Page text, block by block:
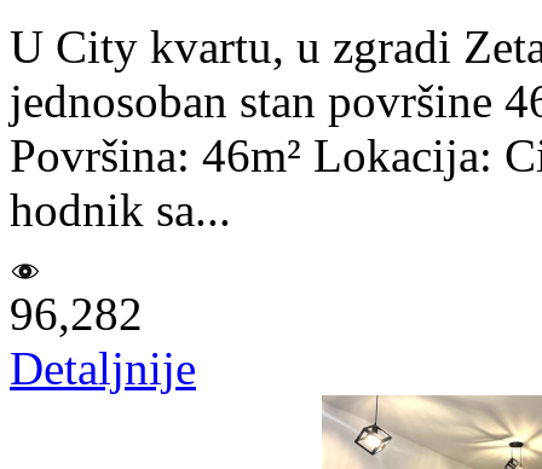
U City kvartu, u zgradi
jednosoban stan površine
Površina: 46m² Lokacija:
hodnik sa...
96,282
Detaljnije